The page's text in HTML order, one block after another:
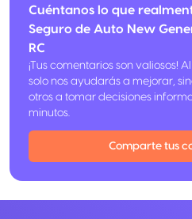
Cuéntanos lo que
Seguro de Auto New
RC
¡Tus comentarios son valiosos!
solo nos ayudarás a mejorar,
otros a tomar decisiones
minutos.
Comparte tus